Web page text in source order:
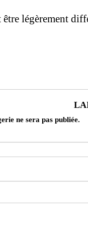
légèrement
ne sera pas publiée.